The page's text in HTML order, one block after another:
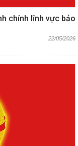
chính lĩnh vực bảo
22/05/2026